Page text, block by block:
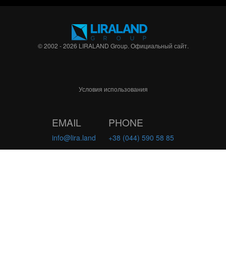
© 2002 - 2026 LIRALAND Group. Официальный сайт.
Условия использования
EMAIL
info@lira.land
PHONE
+38 (044) 590 58 85